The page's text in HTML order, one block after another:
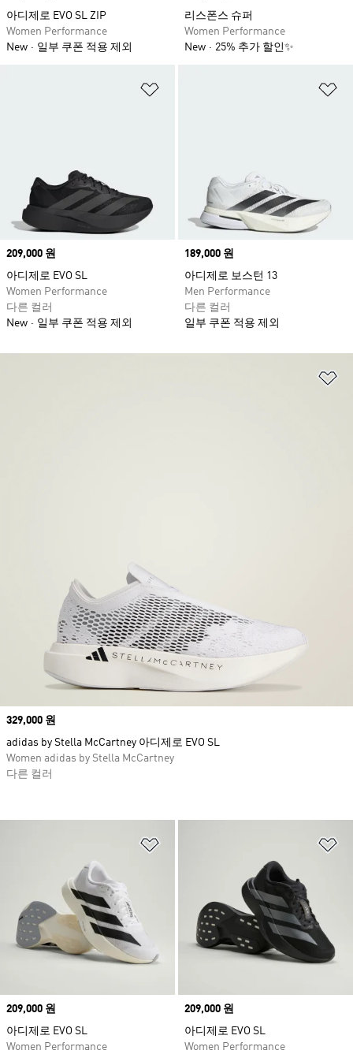
아디제로 EVO SL ZIP
Women Performance
New
일부 쿠폰 적용 제외
리스폰스 슈퍼
Women Performance
New
25% 추가 할인✨
Price
209,000 원
아디제로 EVO SL
Women Performance
다른 컬러
New
일부 쿠폰 적용 제외
Price
189,000 원
아디제로 보스턴 13
Men Performance
다른 컬러
일부 쿠폰 적용 제외
Price
209,000 원
아디제로 EVO SL
Women Performance
Price
209,000 원
아디제로 EVO SL
Women Performance
Price
329,000 원
adidas by Stella McCartney 아디제로 EVO SL
Women adidas by Stella McCartney
다른 컬러